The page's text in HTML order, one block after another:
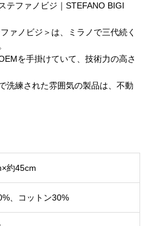
テファノビジ｜STEFANO BIGI
ァノビジ＞は、ミラノで三代続く
を手掛けていて、技術力の高さ
洗練された雰囲気の製品は、不動
約45cm
、コットン30%